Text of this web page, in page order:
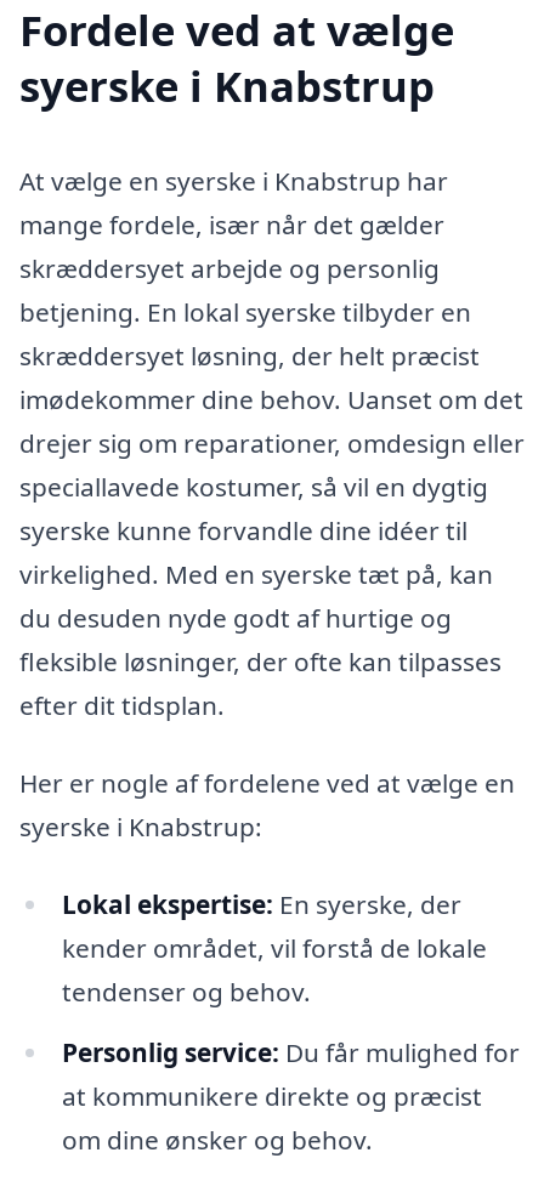
Fordele ved at vælge
syerske i Knabstrup
At vælge en syerske i Knabstrup har
mange fordele, især når det gælder
skræddersyet arbejde og personlig
betjening. En lokal syerske tilbyder en
skræddersyet løsning, der helt præcist
imødekommer dine behov. Uanset om det
drejer sig om reparationer, omdesign eller
speciallavede kostumer, så vil en dygtig
syerske kunne forvandle dine idéer til
virkelighed. Med en syerske tæt på, kan
du desuden nyde godt af hurtige og
fleksible løsninger, der ofte kan tilpasses
efter dit tidsplan.
Her er nogle af fordelene ved at vælge en
syerske i Knabstrup:
Lokal ekspertise: En syerske, der
kender området, vil forstå de lokale
tendenser og behov.
Personlig service: Du får mulighed for
at kommunikere direkte og præcist
om dine ønsker og behov.